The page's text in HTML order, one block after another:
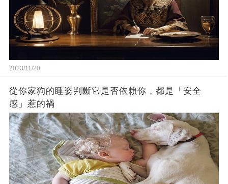
2023/11/20
從你家狗的睡姿判斷它是否依賴你，都是「安全
感」惹的禍